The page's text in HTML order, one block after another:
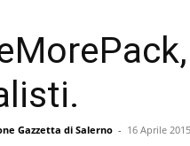
Gazzetta di Salerno - 16 Aprile 2015